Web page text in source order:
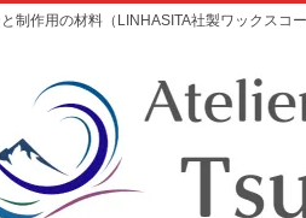
制作用の材料（LINHASITA社製ワックスコ